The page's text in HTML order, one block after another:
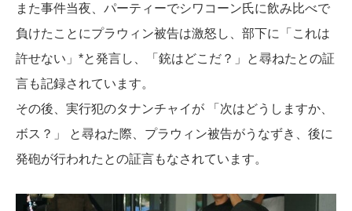
また事件当夜、パーティーでシワコーン氏に飲み比べで
負けたことにプラウィン被告は激怒し、部下に「これは
許せない」*と発言し、「銃はどこだ？」と尋ねたとの証
言も記録されています。
その後、実行犯のタナンチャイが 「次はどうしますか、
ボス？」 と尋ねた際、プラウィン被告がうなずき、後に
発砲が行われたとの証言もなされています。